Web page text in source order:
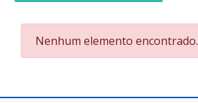
Nenhum elemento encontrado.